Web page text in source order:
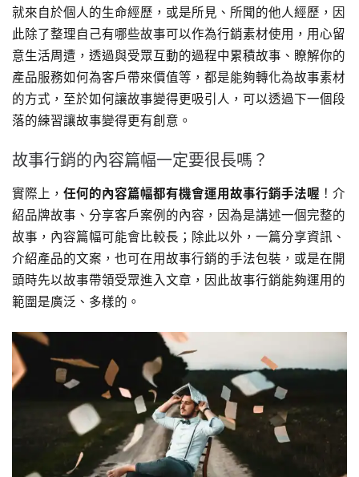
就來自於個人的生命經歷，或是所見、所聞的他人經歷，因
此除了整理自己有哪些故事可以作為行銷素材使用，用心留
意生活周遭，透過與受眾互動的過程中累積故事、瞭解你的
產品服務如何為客戶帶來價值等，都是能夠轉化為故事素材
的方式，至於如何讓故事變得更吸引人，可以透過下一個段
落的練習讓故事變得更有創意。
故事行銷的內容篇幅一定要很長嗎？
實際上， 任何的內容篇幅都有機會運用故事行銷手法喔 ！介
紹品牌故事、分享客戶案例的內容，因為是講述一個完整的
故事，內容篇幅可能會比較長；除此以外，一篇分享資訊、
介紹產品的文案，也可在用故事行銷的手法包裝，或是在開
頭時先以故事帶領受眾進入文章，因此故事行銷能夠運用的
範圍是廣泛、多樣的。